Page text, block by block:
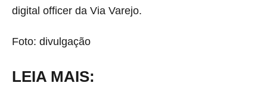
digital officer da Via Varejo.
Foto: divulgação
LEIA MAIS: